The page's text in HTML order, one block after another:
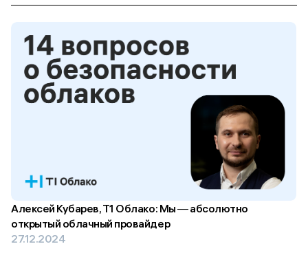
Алексей Кубарев, Т1 Облако: Мы ― абсолютно
открытый облачный провайдер
27.12.2024